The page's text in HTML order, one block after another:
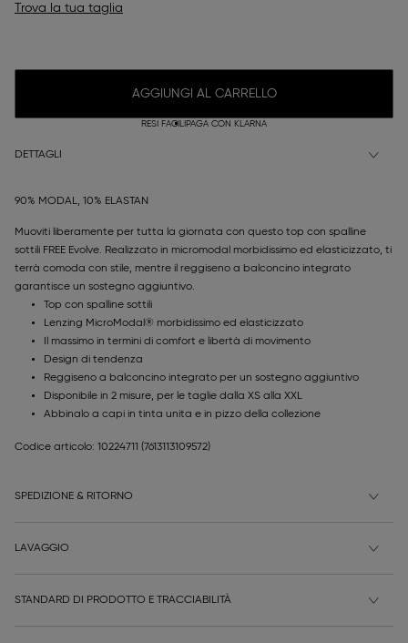
Trova la tua taglia
AGGIUNGI AL CARRELLO
RESI FACILI PAGA CON KLARNA
DETTAGLI
90% MODAL, 10% ELASTAN
Muoviti liberamente per tutta la giornata con questo top con spalline
sottili FREE Evolve. Realizzato in micromodal morbidissimo ed elasticizzato, ti
terrà comoda con stile, mentre il reggiseno a balconcino integrato
garantisce un sostegno aggiuntivo.
Top con spalline sottili
Lenzing MicroModal® morbidissimo ed elasticizzato
Il massimo in termini di comfort e libertà di movimento
Design di tendenza
Reggiseno a balconcino integrato per un sostegno aggiuntivo
Disponibile in 2 misure, per le taglie dalla XS alla XXL
Abbinalo a capi in tinta unita e in pizzo della collezione
Codice articolo: 10224711 (7613113109572)
SPEDIZIONE & RITORNO
LAVAGGIO
STANDARD DI PRODOTTO E TRACCIABILITÀ